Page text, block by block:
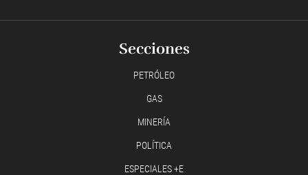
Secciones
PETRÓLEO
GAS
MINERÍA
POLÍTICA
ESPECIALES +E